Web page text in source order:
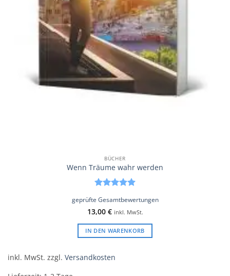
BÜCHER
Wenn Träume wahr werden
mit5von
5
geprüfte Gesamtbewertungen
13,00 € inkl. MwSt.
IN DEN WARENKORB
inkl. MwSt. zzgl. Versandkosten